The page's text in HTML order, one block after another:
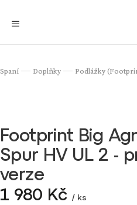
Spaní / Doplňky / Podlážky
Footprint Big
Spur HV UL 2 -
verze
1 980 Kč / ks